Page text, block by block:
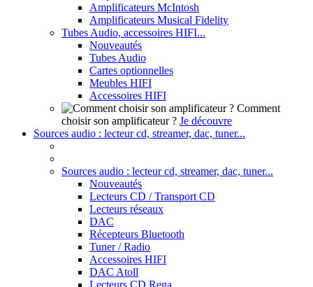
Amplificateurs McIntosh
Amplificateurs Musical Fidelity
Tubes Audio, accessoires HIFI...
Nouveautés
Tubes Audio
Cartes optionnelles
Meubles HIFI
Accessoires HIFI
Comment
choisir son amplificateur ? Je découvre
Sources audio : lecteur cd, streamer, dac, tuner...
Sources audio : lecteur cd, streamer, dac, tuner...
Nouveautés
Lecteurs CD / Transport CD
Lecteurs réseaux
DAC
Récepteurs Bluetooth
Tuner / Radio
Accessoires HIFI
DAC Atoll
Lecteurs CD Rega